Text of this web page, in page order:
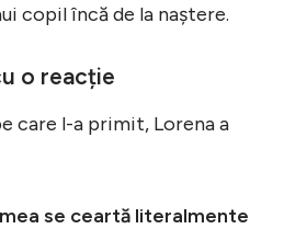
copil încă de la naștere.
o reacție
care l-a primit, Lorena a
se ceartă literalmente